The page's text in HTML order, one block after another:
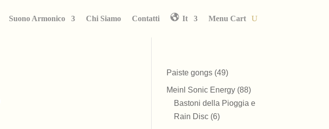
Suono Armonico Chi Siamo Contatti It Menu Cart
Paiste gongs 4949
prodotti
Meinl Sonic Energy 8888
prodotti
Bastoni della Pioggia e
Rain Disc 66